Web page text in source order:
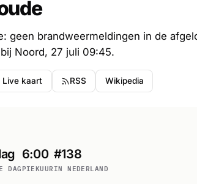
geen brandweermeldingen in de
Noord, 27 juli 09:45.
Live kaart RSS Wikipedia
DAG
6:00
PIEKUUR
#138
IN NEDERLAND